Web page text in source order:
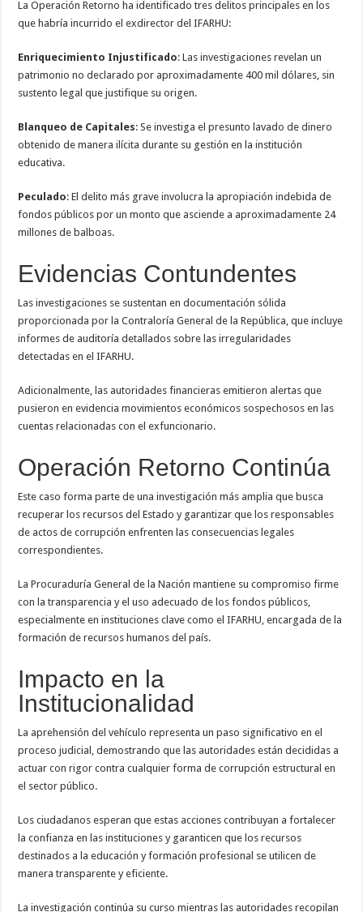
La Operación Retorno ha identificado tres delitos principales en los
que habría incurrido el exdirector del IFARHU:
Enriquecimiento Injustificado: Las investigaciones revelan un
patrimonio no declarado por aproximadamente 400 mil dólares, sin
sustento legal que justifique su origen.
Blanqueo de Capitales: Se investiga el presunto lavado de dinero
obtenido de manera ilícita durante su gestión en la institución
educativa.
Peculado: El delito más grave involucra la apropiación indebida de
fondos públicos por un monto que asciende a aproximadamente 24
millones de balboas.
Evidencias Contundentes
Las investigaciones se sustentan en documentación sólida
proporcionada por la Contraloría General de la República, que incluye
informes de auditoría detallados sobre las irregularidades
detectadas en el IFARHU.
Adicionalmente, las autoridades financieras emitieron alertas que
pusieron en evidencia movimientos económicos sospechosos en las
cuentas relacionadas con el exfuncionario.
Operación Retorno Continúa
Este caso forma parte de una investigación más amplia que busca
recuperar los recursos del Estado y garantizar que los responsables
de actos de corrupción enfrenten las consecuencias legales
correspondientes.
La Procuraduría General de la Nación mantiene su compromiso firme
con la transparencia y el uso adecuado de los fondos públicos,
especialmente en instituciones clave como el IFARHU, encargada de la
formación de recursos humanos del país.
Impacto en la
Institucionalidad
La aprehensión del vehículo representa un paso significativo en el
proceso judicial, demostrando que las autoridades están decididas a
actuar con rigor contra cualquier forma de corrupción estructural en
el sector público.
Los ciudadanos esperan que estas acciones contribuyan a fortalecer
la confianza en las instituciones y garanticen que los recursos
destinados a la educación y formación profesional se utilicen de
manera transparente y eficiente.
La investigación continúa su curso mientras las autoridades recopilan